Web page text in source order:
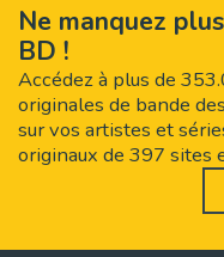
Ne manquez
BD !
Accédez à plus de
originales de bande
sur vos artistes et
originaux de 397 sites